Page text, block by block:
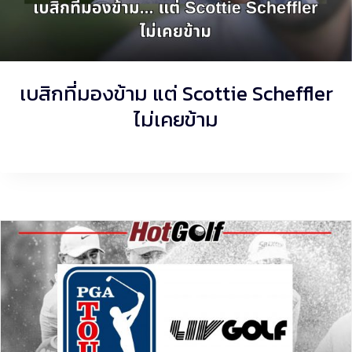
เบสิกที่มองข้าม แต่ Scottie Scheffler
ไม่เคยข้าม